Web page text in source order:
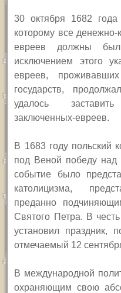
30 октября 1682
которому все
евреев должны
исключением этого
евреев,
государств,
удалось
заключенных-евреев.
В 1683 году польский
под Веной победу над
событие было
католицизма,
преданно
Святого Петра. В
установил
отмечаемый 12
В международной
охраняющим свою